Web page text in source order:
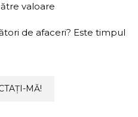
valoare
de afaceri? Este timpul
MĂ!